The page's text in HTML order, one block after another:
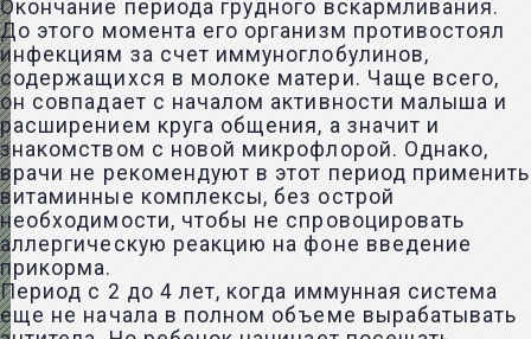
Окончание периода грудного вскармливания.
До этого момента его организм противостоял
инфекциям за счет иммуноглобулинов,
содержащихся в молоке матери. Чаще всего,
он совпадает с началом активности малыша и
расширением круга общения, а значит и
знакомством с новой микрофлорой. Однако,
врачи не рекомендуют в этот период применить
витаминные комплексы, без острой
необходимости, чтобы не спровоцировать
аллергическую реакцию на фоне введение
прикорма.
Период с 2 до 4 лет, когда иммунная система
еще не начала в полном объеме вырабатывать